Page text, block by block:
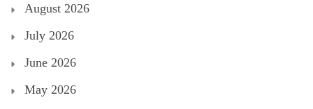
August 2026
July 2026
June 2026
May 2026